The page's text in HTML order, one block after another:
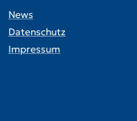
News
Datenschutz
Impressum